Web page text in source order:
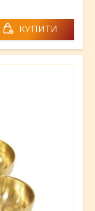
КУПИТИ